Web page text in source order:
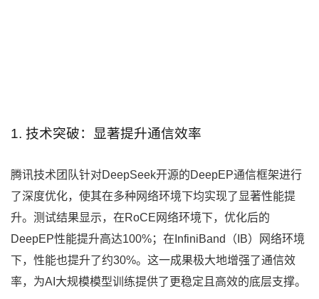
1. 技术突破：显著提升通信效率
腾讯技术团队针对DeepSeek开源的DeepEP通信框架进行
了深度优化，使其在多种网络环境下均实现了显著性能提
升。测试结果显示，在RoCE网络环境下，优化后的
DeepEP性能提升高达100%；在InfiniBand（IB）网络环境
下，性能也提升了约30%。这一成果极大地增强了通信效
率，为AI大规模模型训练提供了更稳定且高效的底层支撑。